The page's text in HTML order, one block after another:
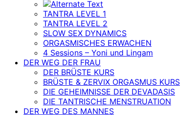
TANTRA LEVEL 1
TANTRA LEVEL 2
SLOW SEX DYNAMICS
ORGASMISCHES ERWACHEN
4 Sessions – Yoni und Lingam
DER WEG DER FRAU
DER BRÜSTE KURS
BRÜSTE & ZERVIX ORGASMUS KURS
DIE GEHEIMNISSE DER DEVADASIS
DIE TANTRISCHE MENSTRUATION
DER WEG DES MANNES